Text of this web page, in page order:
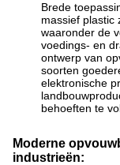
Brede
massief plastic
waaronder de
voedings- en
ontwerp van
soorten
elektronische
behoeften te
Moderne
industrieën: